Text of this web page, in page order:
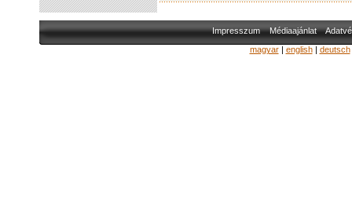
Impresszum Médiaajánlat
magyar| english| deutsch